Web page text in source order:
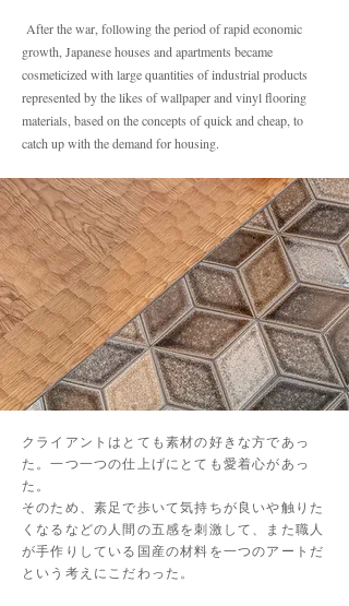
After the war, following the period of rapid economic
growth, Japanese houses and apartments became
cosmeticized with large quantities of industrial products
represented by the likes of wallpaper and vinyl flooring
materials, based on the concepts of quick and cheap, to
catch up with the demand for housing.
クライアントはとても素材の好きな方であっ
た。一つ一つの仕上げにとても愛着心があっ
た。
そのため、素足で歩いて気持ちが良いや触りた
くなるなどの人間の五感を刺激して、また職人
が手作りしている国産の材料を一つのアートだ
という考えにこだわった。